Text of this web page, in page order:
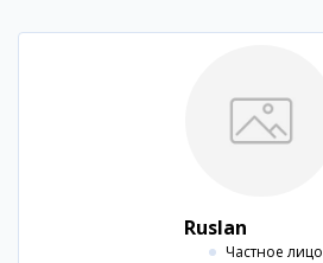
Ruslan
Частное лицо